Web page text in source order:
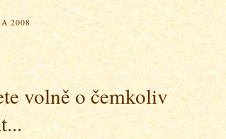
2008
volně o čemkoliv